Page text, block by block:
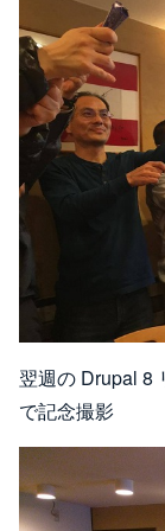
翌週の Drupal 8
で記念撮影